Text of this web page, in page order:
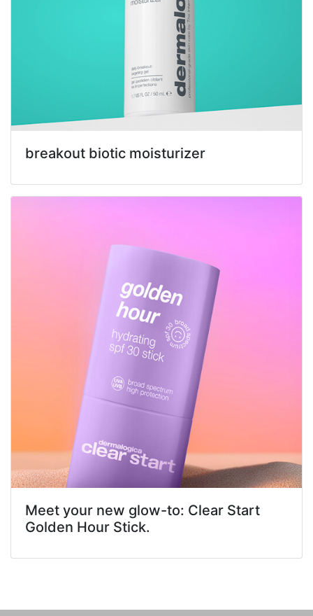
breakout biotic moisturizer
Meet your new glow-to: Clear Start
Golden Hour Stick.